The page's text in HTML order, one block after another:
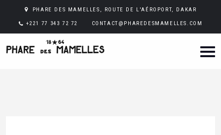
PHARE DES MAMELLES, ROUTE DE L'AÉROPORT, DAKAR
+221 77 343 72 72 CONTACT@PHAREDESMAMELLES.COM